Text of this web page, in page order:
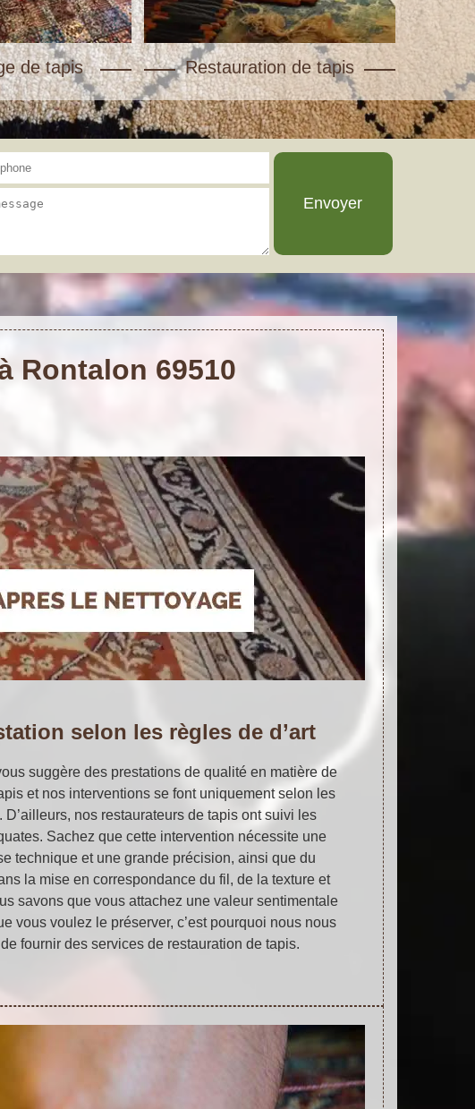
de tapis Restauration de tapis
Rontalon 69510
selon les règles de d’art
suggère des prestations de qualité en matière de
et nos interventions se font uniquement selon les
D’ailleurs, nos restaurateurs de tapis ont suivi les
Sachez que cette intervention nécessite une
technique et une grande précision, ainsi que du
la mise en correspondance du fil, de la texture et
savons que vous attachez une valeur sentimentale
vous voulez le préserver, c’est pourquoi nous nous
fournir des services de restauration de tapis.